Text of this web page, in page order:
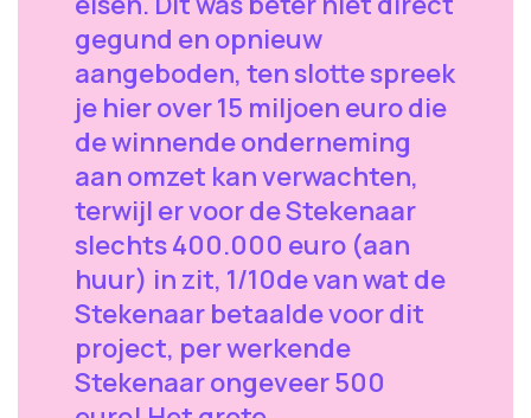
gegund en opnieuw
aangeboden, ten slotte spreek
je hier over 15 miljoen euro die
de winnende onderneming
aan omzet kan verwachten,
terwijl er voor de Stekenaar
slechts 400.000 euro (aan
huur) in zit, 1/10de van wat de
Stekenaar betaalde voor dit
project, per werkende
Stekenaar ongeveer 500